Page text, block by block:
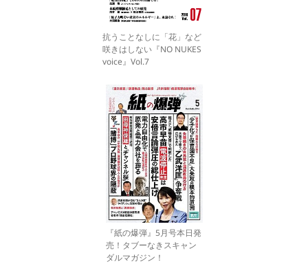
抗うことなしに「花」など
咲きはしない『NO NUKES
voice』Vol.7
『紙の爆弾』5月号本日発
売！タブーなきスキャン
ダルマガジン！